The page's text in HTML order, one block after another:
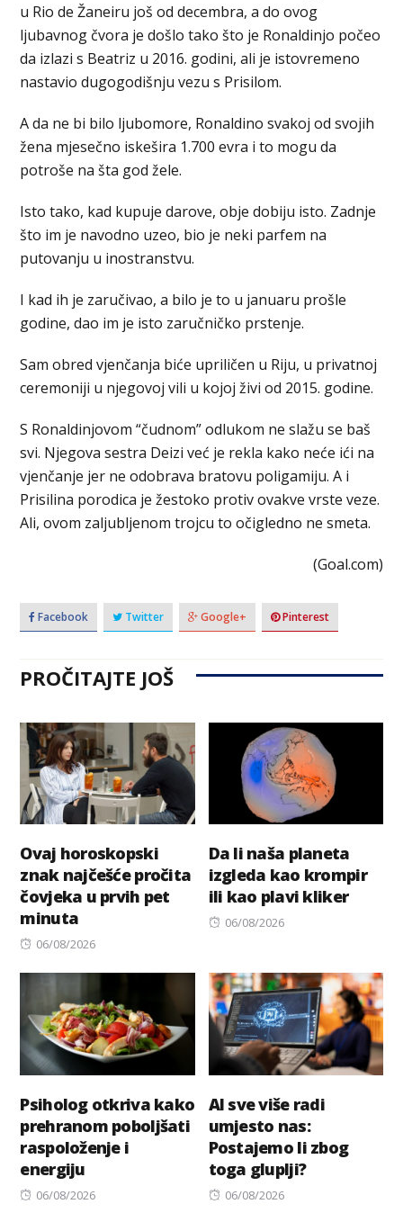
u Rio de Žaneiru još od decembra, a do ovog
ljubavnog čvora je došlo tako što je Ronaldinjo počeo
da izlazi s Beatriz u 2016. godini, ali je istovremeno
nastavio dugogodišnju vezu s Prisilom.
A da ne bi bilo ljubomore, Ronaldino svakoj od svojih
žena mjesečno iskešira 1.700 evra i to mogu da
potroše na šta god žele.
Isto tako, kad kupuje darove, obje dobiju isto. Zadnje
što im je navodno uzeo, bio je neki parfem na
putovanju u inostranstvu.
I kad ih je zaručivao, a bilo je to u januaru prošle
godine, dao im je isto zaručničko prstenje.
Sam obred vjenčanja biće upriličen u Riju, u privatnoj
ceremoniji u njegovoj vili u kojoj živi od 2015. godine.
S Ronaldinjovom “čudnom” odlukom ne slažu se baš
svi. Njegova sestra Deizi već je rekla kako neće ići na
vjenčanje jer ne odobrava bratovu poligamiju. A i
Prisilina porodica je žestoko protiv ovakve vrste veze.
Ali, ovom zaljubljenom trojcu to očigledno ne smeta.
(Goal.com)
Facebook Twitter Google+ Pinterest
PROČITAJTE JOŠ
Ovaj horoskopski
znak najčešće pročita
čovjeka u prvih pet
minuta
Posted
06/08/2026
Da li naša planeta
izgleda kao krompir
ili kao plavi kliker
Posted
06/08/2026
Psiholog otkriva kako
prehranom poboljšati
raspoloženje i
energiju
Posted
06/08/2026
AI sve više radi
umjesto nas:
Postajemo li zbog
toga gluplji?
Posted
06/08/2026